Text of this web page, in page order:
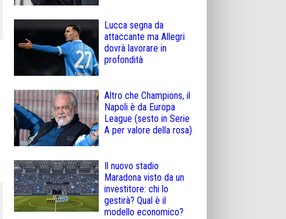
Lucca segna da
attaccante ma Allegri
dovrà lavorare in
profondità
Altro che Champions, il
Napoli è da Europa
League (sesto in Serie
A per valore della rosa)
Il nuovo stadio
Maradona visto da un
investitore: chi lo
gestirà? Qual è il
modello economico?